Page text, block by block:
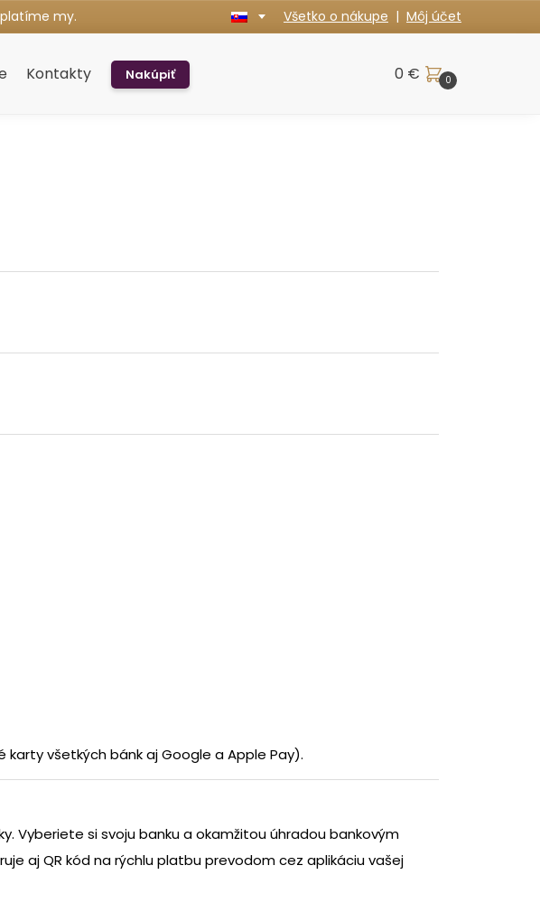
my. Všetko o nákupe | Môj účet
Kontakty Nakúpiť 0 € 0
všetkých bánk aj Google a Apple Pay).
Vyberiete si svoju banku a okamžitou úhradou bankovým
aj QR kód na rýchlu platbu prevodom cez aplikáciu vašej